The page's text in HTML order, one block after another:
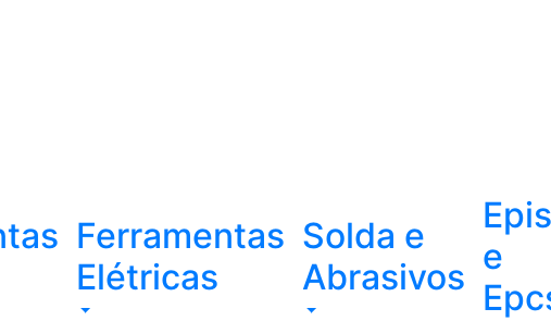
Ferramentas
Elétricas
Solda e
Abrasivos
Epis
e